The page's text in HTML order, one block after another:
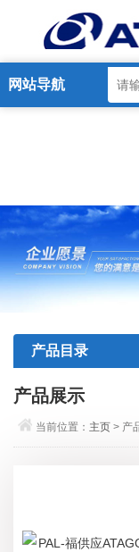
网站导航
产品目录
产品展示
当前位置： 主页 > 产